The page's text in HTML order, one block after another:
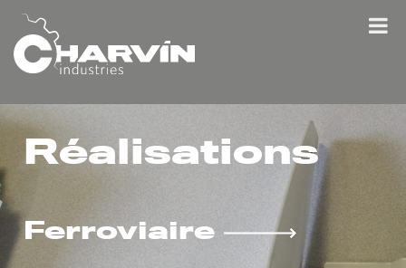
Réalisations
Ferroviaire